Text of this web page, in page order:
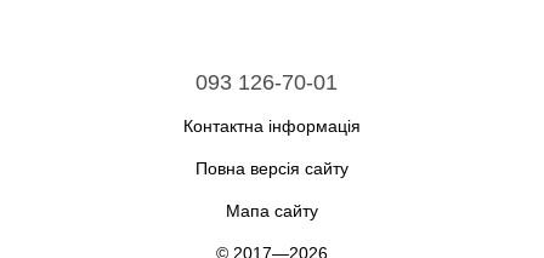
093 126-70-01
Контактна інформація
Повна версія сайту
Мапа сайту
© 2017—2026